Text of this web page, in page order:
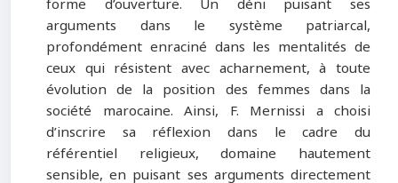
arguments dans le système patriarcal,
profondément enraciné dans les mentalités de
ceux qui résistent avec acharnement, à toute
évolution de la position des femmes dans la
société marocaine. Ainsi, F. Mernissi a choisi
d’inscrire sa réflexion dans le cadre du
référentiel religieux, domaine hautement
sensible, en puisant ses arguments directement